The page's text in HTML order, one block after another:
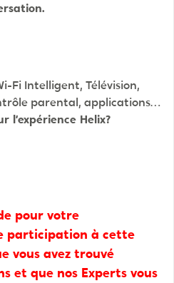
Fi Intelligent, Télévision,
parental, applications…
l’expérience Helix?
pour votre
participation à cette
vous avez trouvé
et que nos Experts vous